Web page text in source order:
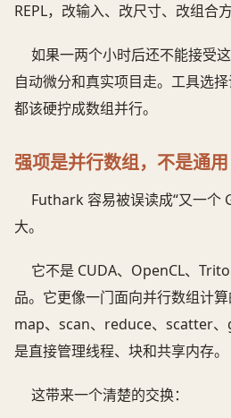
REPL，改输入、改尺寸、改组合方
如果一两个小时后还不能接受
自动微分和真实项目走。工具选
都该硬拧成数组并行。
强项是并行数组，不是通
Futhark 容易被误读成“又一个
大。
它不是 CUDA、OpenCL、
品。它更像一门面向并行数组计
map、scan、reduce、scatter
是直接管理线程、块和共享内存。
这带来一个清楚的交换：